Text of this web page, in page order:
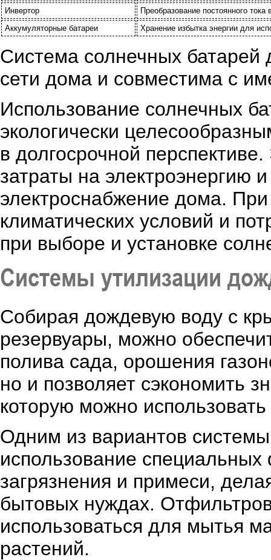
Инвертор
Преобразование постоянного
Аккумуляторные батареи
Хранение избытка энергии для
Система солнечных батарей
сети дома и совместима с
Использование солнечных
экологически
в долгосрочной
затраты на электроэнергию
электроснабжение дома.
климатических условий и
при выборе и установке
Системы утилизации
Собирая дождевую воду с
резервуары, можно
полива сада, орошения
но и позволяет сэкономить
которую можно
Одним из вариантов
использование
загрязнения и примеси,
бытовых нуждах.
использоваться для мытья
растений.